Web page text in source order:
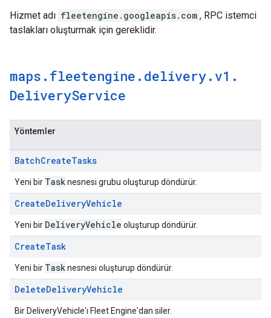
Hizmet adı fleetengine.googleapis.com , RPC istemci
taslakları oluşturmak için gereklidir.
maps . fleetengine . delivery. v1 .
DeliveryService
Yöntemler
BatchCreateTasks
Yeni bir Tasknesnesi grubu oluşturup döndürür.
CreateDeliveryVehicle
Yeni bir DeliveryVehicle oluşturup döndürür.
CreateTask
Yeni bir Tasknesnesi oluşturup döndürür.
DeleteDeliveryVehicle
Bir DeliveryVehicle'ı Fleet Engine'dan siler.